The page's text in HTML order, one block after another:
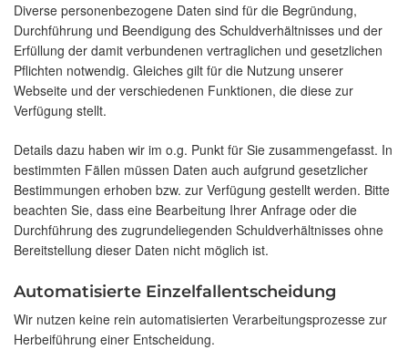
Diverse personenbezogene Daten sind für die Begründung,
Durchführung und Beendigung des Schuldverhältnisses und der
Erfüllung der damit verbundenen vertraglichen und gesetzlichen
Pflichten notwendig. Gleiches gilt für die Nutzung unserer
Webseite und der verschiedenen Funktionen, die diese zur
Verfügung stellt.
Details dazu haben wir im o.g. Punkt für Sie zusammengefasst. In
bestimmten Fällen müssen Daten auch aufgrund gesetzlicher
Bestimmungen erhoben bzw. zur Verfügung gestellt werden. Bitte
beachten Sie, dass eine Bearbeitung Ihrer Anfrage oder die
Durchführung des zugrundeliegenden Schuldverhältnisses ohne
Bereitstellung dieser Daten nicht möglich ist.
Automatisierte Einzelfallentscheidung
Wir nutzen keine rein automatisierten Verarbeitungsprozesse zur
Herbeiführung einer Entscheidung.